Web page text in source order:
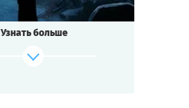
Узнать больше